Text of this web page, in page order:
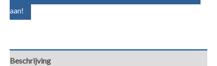
aan!
Beschrijving